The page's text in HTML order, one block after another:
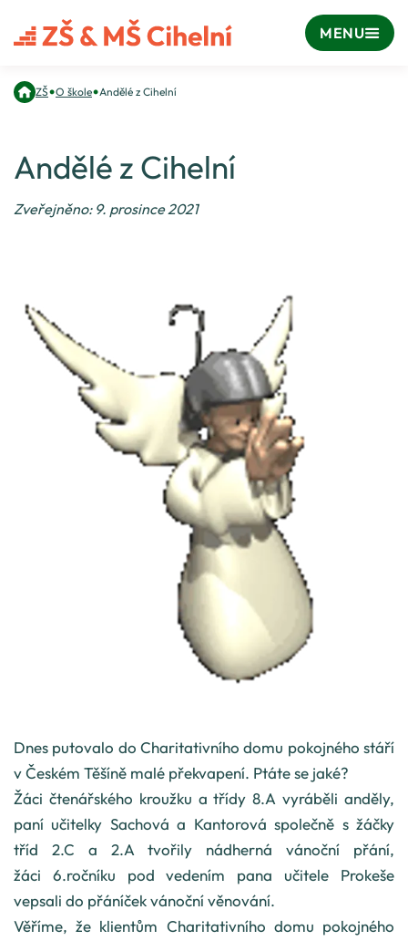
MENU
ZŠ•O škole•Andělé z Cihelní
Andělé z Cihelní
Zveřejněno: 9. prosince 2021
Dnes putovalo do Charitativního domu pokojného stáří
v Českém Těšíně malé překvapení. Ptáte se jaké?
Žáci čtenářského kroužku a třídy 8.A vyráběli anděly,
paní učitelky Sachová a Kantorová společně s žáčky
tříd 2.C a 2.A tvořily nádherná vánoční přání,
žáci 6.ročníku pod vedením pana učitele Prokeše
vepsali do přáníček vánoční věnování.
Věříme, že klientům Charitativního domu pokojného